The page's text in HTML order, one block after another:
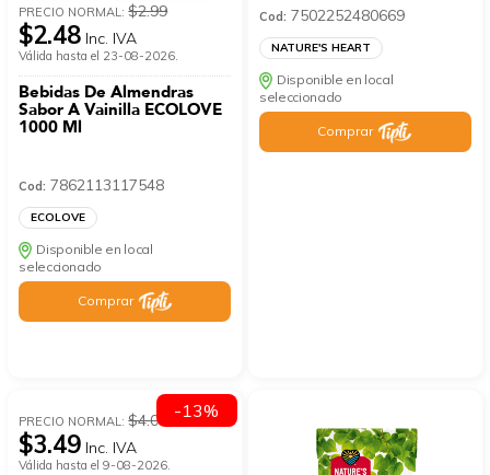
PRECIO NORMAL:$2.99
$2.48 Inc. IVA
Válida hasta el 23-08-2026.
Bebidas De Almendras
Sabor A Vainilla ECOLOVE
1000 Ml
Cod: 7862113117548
ECOLOVE
Disponible en local
seleccionado
Comprar
Cod: 7502252480669
NATURE'S HEART
Disponible en local
seleccionado
Comprar
PRECIO NORMAL:$4.01
$3.49 Inc. IVA
Válida hasta el 9-08-2026.
-13%